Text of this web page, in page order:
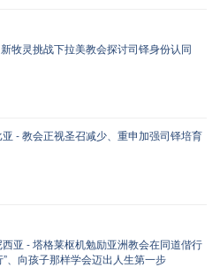
牧灵挑战下拉美教会探讨司铎身份认同
- 教会正视圣召减少、重申加强司铎培育
亚 - 塔格莱枢机勉励亚洲教会在同道偕行
”、向孩子那样学会迈出人生第一步